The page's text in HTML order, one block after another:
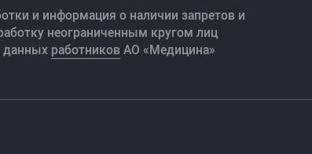
и информация о наличии запретов и
неограниченным кругом лиц
данных работниковАО «Медицина»